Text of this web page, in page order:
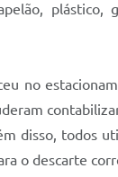
plástico,
no
disso, todos
o descarte